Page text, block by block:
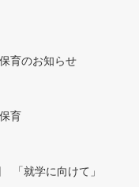
育のお知らせ
育
就学に向けて」